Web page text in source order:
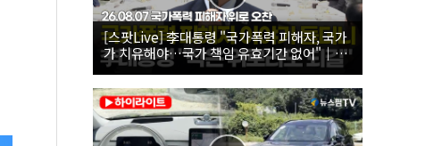
[스팟Live] 李대통령 "국가폭력 피해자, 국가
가 치유해야…국가 책임 유효기간 없어"｜
26.08.07 국가폭력 피해자 위로 오찬